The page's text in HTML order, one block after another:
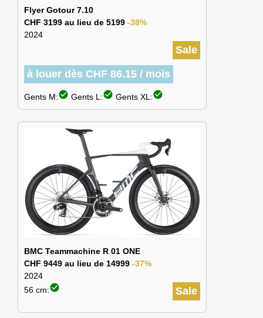
Flyer Gotour 7.10
CHF 3199 au lieu de 5199 -38%
2024
Sale
à louer dès CHF 86.15 / mois
Gents M:check_circle Gents L:check_circle Gents XL:check_circle
BMC Teammachine R 01 ONE
CHF 9449 au lieu de 14999 -37%
2024
Sale
56 cm:check_circle